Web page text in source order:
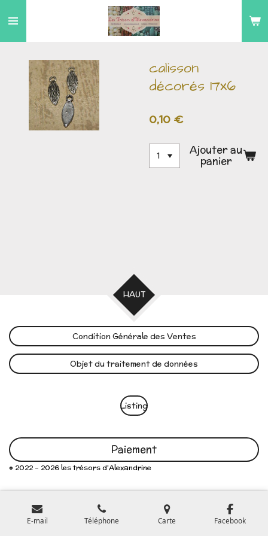
au
calisson
décorés 17x6
0,10 €
Ajouter au
panier
HAUT
Condition Générale des Ventes
Objet du traitement de données
Listing
Paiement
© 2022 - 2026 les trésors d'Alexandrine
E-mail Téléphone Carte Facebook